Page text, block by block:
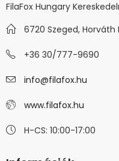
FilaFox Hungary
6720 Szeged, Horváth
+36 30/777-9690
info@filafox.hu
www.filafox.hu
H-CS: 10:00-17:00